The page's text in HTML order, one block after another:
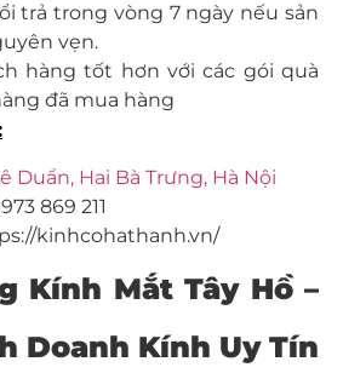
trả trong vòng 7 ngày nếu sản
vẹn.
hàng tốt hơn với các gói quà
đã mua hàng
Duẩn, Hai Bà Trưng, Hà Nội
869 211
kinhcohathanh.vn/
Kính Mắt Tây Hồ–
Doanh Kính Uy Tín